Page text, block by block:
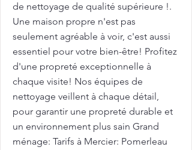
de nettoyage de qualité supérieure !.
Une maison propre n'est pas
seulement agréable à voir, c'est aussi
essentiel pour votre bien-être! Profitez
d'une propreté exceptionnelle à
chaque visite! Nos équipes de
nettoyage veillent à chaque détail,
pour garantir une propreté durable et
un environnement plus sain Grand
ménage: Tarifs à Mercier: Pomerleau